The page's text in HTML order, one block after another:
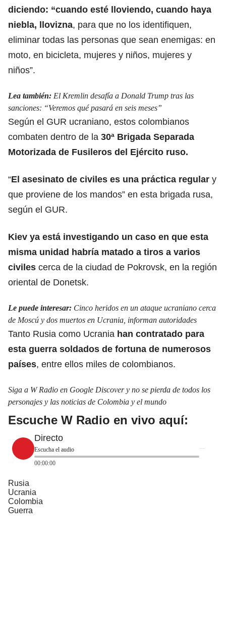
diciendo: “cuando esté lloviendo, cuando haya
niebla, llovizna, para que no los identifiquen,
eliminar todas las personas que sean enemigas: en
moto, en bicicleta, mujeres y niños, mujeres y
niños”.
Lea también: El Kremlin desafía a Donald Trump tras las
sanciones: “Veremos qué pasará en seis meses”
Según el GUR ucraniano, estos colombianos
combaten dentro de la 30ª Brigada Separada
Motorizada de Fusileros del Ejército ruso.
“El asesinato de civiles es una práctica regular y
que proviene de los mandos” en esta brigada rusa,
según el GUR.
Kiev ya está investigando un caso en que esta
misma unidad habría matado a tiros a varios
civiles cerca de la ciudad de Pokrovsk, en la región
oriental de Donetsk.
Le puede interesar: Cinco heridos en un ataque ucraniano cerca
de Moscú y dos muertos en Ucrania, informan autoridades
Tanto Rusia como Ucrania han contratado para
esta guerra soldados de fortuna de numerosos
países, entre ellos miles de colombianos.
Siga a W Radio en Google Discover y no se pierda de todos los
personajes y las noticias de Colombia y el mundo
Escuche W Radio en vivo aquí:
Directo
Escucha el audio
00:00:00
Rusia
Ucrania
Colombia
Guerra